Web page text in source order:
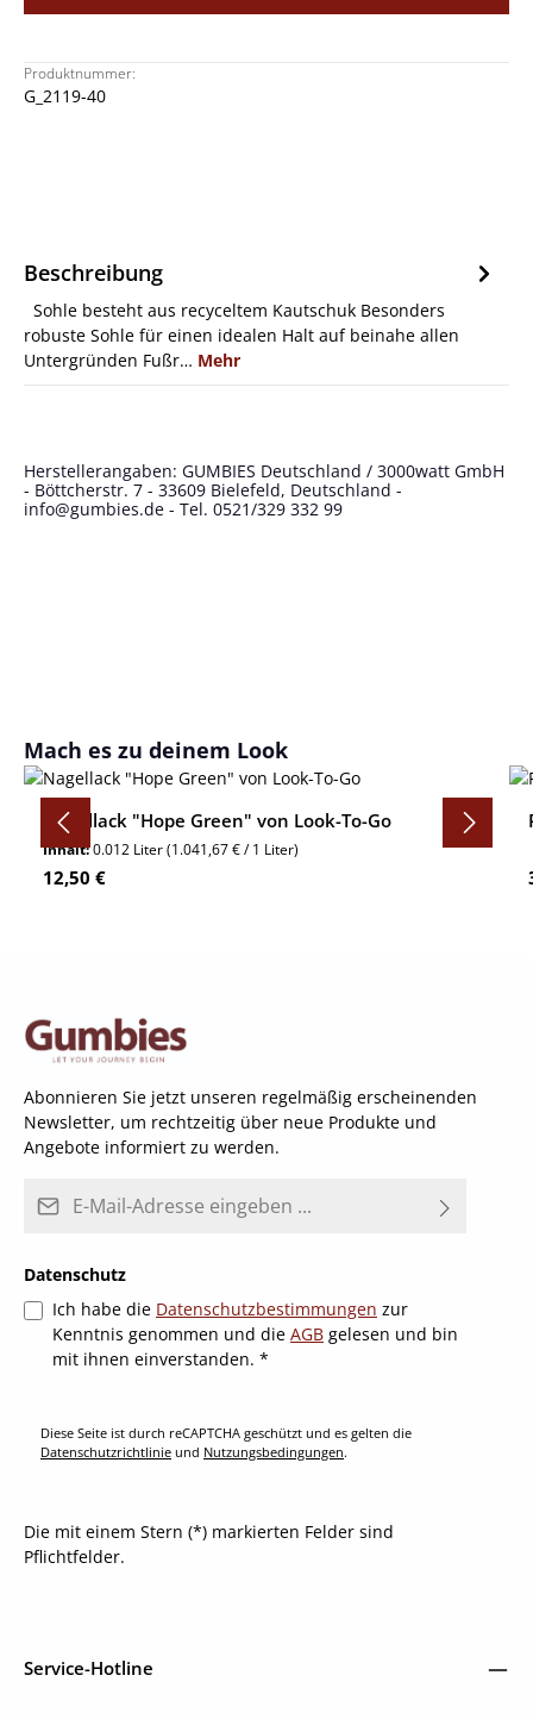
Produktnummer:
G_2119-40
Beschreibung
Sohle besteht aus recyceltem Kautschuk Besonders
robuste Sohle für einen idealen Halt auf beinahe allen
Untergründen Fußr… Mehr
Herstellerangaben: GUMBIES Deutschland / 3000watt GmbH
- Böttcherstr. 7 - 33609 Bielefeld, Deutschland -
info@gumbies.de - Tel. 0521/329 332 99
Produktgalerie überspringen
Mach es zu deinem Look
Nagellack "Hope Green" von Look-To-Go
Inhalt:0.012 Liter(1.041,67 € / 1 Liter)
Regulärer Preis:
12,50 €
Abonnieren Sie jetzt unseren regelmäßig erscheinenden
Newsletter, um rechtzeitig über neue Produkte und
Angebote informiert zu werden.
Datenschutz
Ich habe die Datenschutzbestimmungen zur
Kenntnis genommen und die AGB gelesen und bin
mit ihnen einverstanden. *
Diese Seite ist durch reCAPTCHA geschützt und es gelten die
Datenschutzrichtlinie und Nutzungsbedingungen.
Die mit einem Stern (*) markierten Felder sind
Pflichtfelder.
Service-Hotline